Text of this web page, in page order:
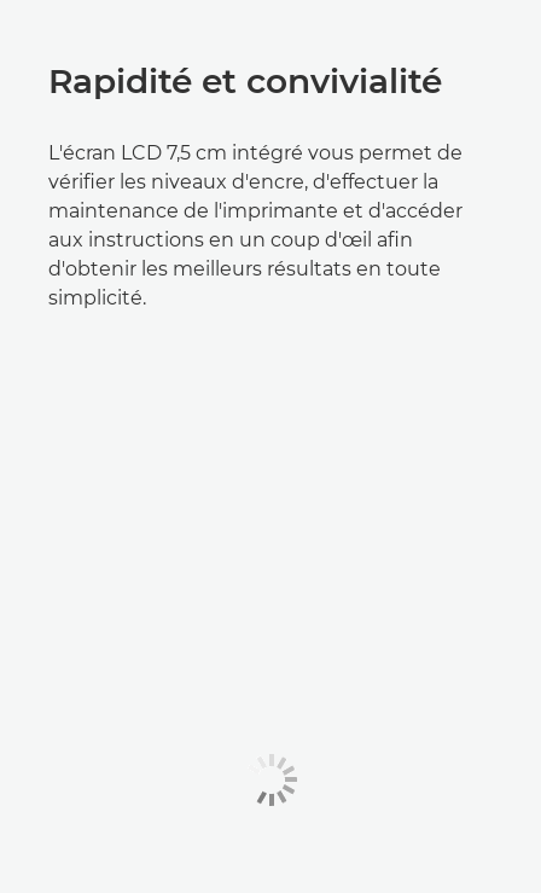
Rapidité et convivialité
L'écran LCD 7,5 cm intégré vous permet de
vérifier les niveaux d'encre, d'effectuer la
maintenance de l'imprimante et d'accéder
aux instructions en un coup d'œil afin
d'obtenir les meilleurs résultats en toute
simplicité.